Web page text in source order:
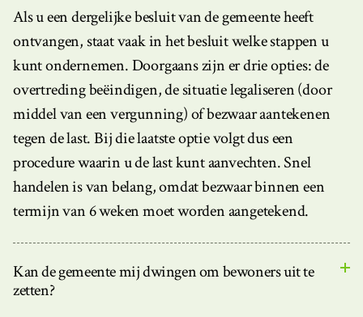
Als u een dergelijke besluit van de gemeente heeft
ontvangen, staat vaak in het besluit welke stappen u
kunt ondernemen. Doorgaans zijn er drie opties: de
overtreding beëindigen, de situatie legaliseren (door
middel van een vergunning) of bezwaar aantekenen
tegen de last. Bij die laatste optie volgt dus een
procedure waarin u de last kunt aanvechten. Snel
handelen is van belang, omdat bezwaar binnen een
termijn van 6 weken moet worden aangetekend.
Kan de gemeente mij dwingen om bewoners uit te
zetten?